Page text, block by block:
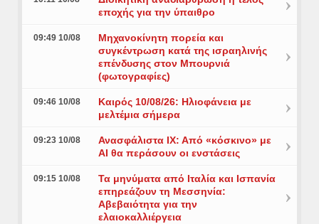
εποχής για την ύπαιθρο
09:49 10/08
Μηχανοκίνητη πορεία και
συγκέντρωση κατά της ισραηλινής
επένδυσης στον Μπουρνιά
(φωτογραφίες)
09:46 10/08
Καιρός 10/08/26: Ηλιοφάνεια με
μελτέμια σήμερα
09:23 10/08
Ανασφάλιστα ΙΧ: Από «κόσκινο» με
AI θα περάσουν οι ενστάσεις
09:15 10/08
Τα μηνύματα από Ιταλία και Ισπανία
επηρεάζουν τη Μεσσηνία:
Αβεβαιότητα για την
ελαιοκαλλιέργεια